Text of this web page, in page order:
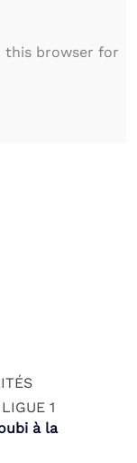
this browser for
LIGUE 1
à la